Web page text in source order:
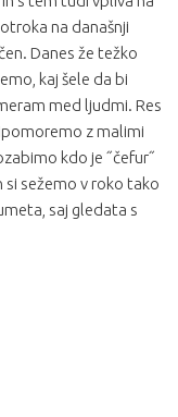
na današnji
Danes že težko
kaj šele da bi
med ljudmi. Res
z malimi
kdo je ˝čefur˝
si sežemo v roko tako
saj gledata s